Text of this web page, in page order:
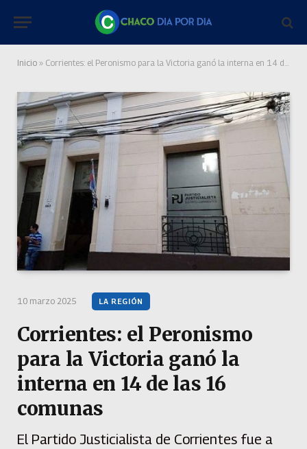
Inicio » Corrientes: el Peronismo para la Victoria ganó la interna en 14 de las 16 comunas
10 marzo 2025 LA REGIÓN
Corrientes: el Peronismo
para la Victoria ganó la
interna en 14 de las 16
comunas
El Partido Justicialista de Corrientes fue a